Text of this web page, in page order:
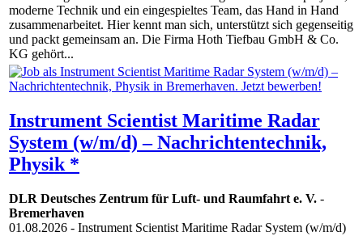
moderne Technik und ein eingespieltes Team, das Hand in Hand
zusammenarbeitet. Hier kennt man sich, unterstützt sich gegenseitig
und packt gemeinsam an. Die Firma Hoth Tiefbau GmbH & Co.
KG gehört...
Instrument Scientist Maritime Radar
System (w/m/d) – Nachrichtentechnik,
Physik *
DLR Deutsches Zentrum für Luft- und Raumfahrt e. V. -
Bremerhaven
01.08.2026 - Instrument Scientist Maritime Radar System (w/m/d)